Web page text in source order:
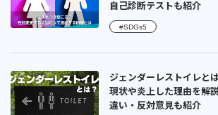
自己診断テストも紹介
#SDGs5
ジェンダーレストイレと
現状や炎上した理由を解
違い・反対意見も紹介